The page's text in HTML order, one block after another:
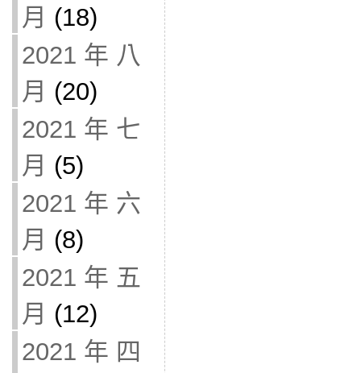
月 (18)
2021 年 八
月 (20)
2021 年 七
月 (5)
2021 年 六
月 (8)
2021 年 五
月 (12)
2021 年 四